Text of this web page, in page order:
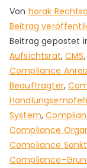
Von horak
Beitrag
Beitrag gepostet
Aufsichtsrat,CMS,
Compliance
Beauftragter,
System,
Compliance
Compliance
Compliance-